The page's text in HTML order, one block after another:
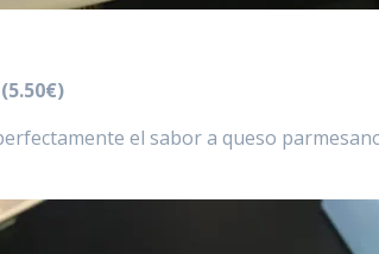
el sabor a queso